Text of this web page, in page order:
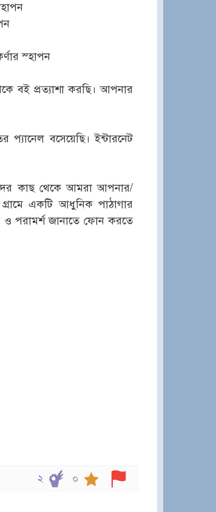
স্হাপন
বই প্রত্যাশা করছি। আপনার
প্যানেল বসেয়েছি। ইন্টারনেট
কাছ থেকে আমরা আপনার/
একটি আধুনিক পাঠাগার
পরামর্শ জানাতে ফোন করতে
০
২